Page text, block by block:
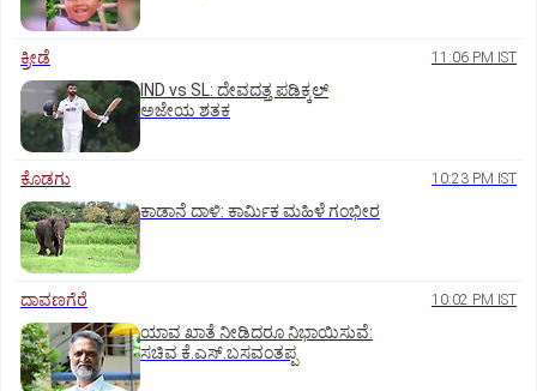
ಕ್ರೀಡೆ 11:06 PM IST
IND vs SL: ದೇವದತ್ತ ಪಡಿಕ್ಕಲ್‌
ಅಜೇಯ ಶತಕ
ಕೊಡಗು 10:23 PM IST
ಕಾಡಾನೆ ದಾಳಿ: ಕಾರ್ಮಿಕ ಮಹಿಳೆ ಗಂಭೀರ
ದಾವಣಗೆರೆ 10:02 PM IST
ಯಾವ ಖಾತೆ ನೀಡಿದರೂ ನಿಭಾಯಿಸುವೆ:
ಸಚಿವ ಕೆ.ಎಸ್.ಬಸವಂತಪ್ಪ